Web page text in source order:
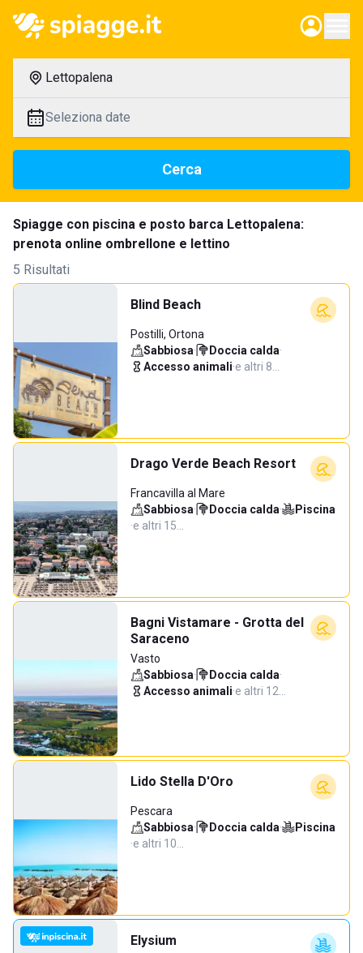
Lettopalena
Seleziona date
Cerca
Spiagge con piscina e posto barca Lettopalena:
prenota online ombrellone e lettino
5 Risultati
Blind Beach
Postilli, Ortona
Sabbiosa· Doccia calda·
Accesso animali·e altri 8…
Drago Verde Beach Resort
Francavilla al Mare
Sabbiosa· Doccia calda·
Piscina
·e altri 15…
Bagni Vistamare - Grotta del
Saraceno
Vasto
Sabbiosa· Doccia calda·
Accesso animali·e altri 12…
Lido Stella D'Oro
Pescara
Sabbiosa· Doccia calda·
Piscina
·e altri 10…
Elysium